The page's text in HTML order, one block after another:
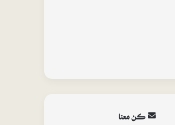
كن معنا